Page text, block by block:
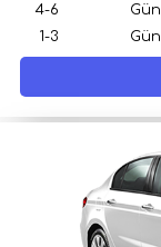
4-6
1-3